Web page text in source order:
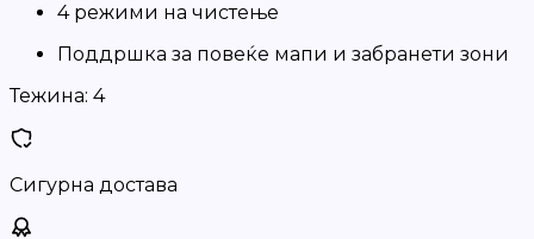
4 режими на чистење
Поддршка за повеќе мапи и забранети зони
Тежина: 4
Сигурна достава